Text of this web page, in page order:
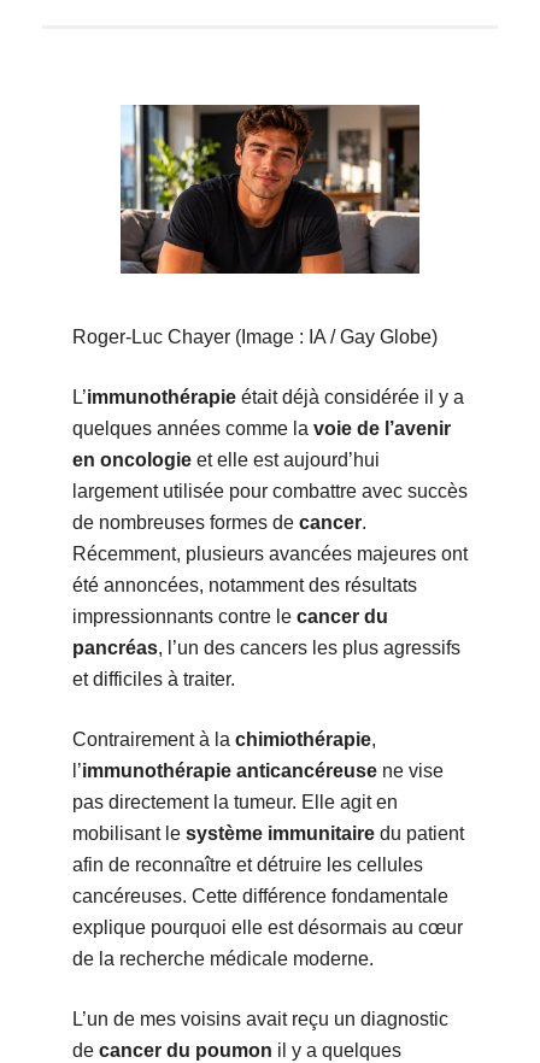
Roger-Luc Chayer (Image : IA / Gay Globe)
L’immunothérapieétait déjà considérée il y a
quelques années comme la voie de l’avenir
en oncologieet elle est aujourd’hui
largement utilisée pour combattre avec succès
de nombreuses formes de cancer.
Récemment, plusieurs avancées majeures ont
été annoncées, notamment des résultats
impressionnants contre le cancer du
pancréas, l’un des cancers les plus agressifs
et difficiles à traiter.
Contrairement à la chimiothérapie,
l’immunothérapie anticancéreusene vise
pas directement la tumeur. Elle agit en
mobilisant le système immunitairedu patient
afin de reconnaître et détruire les cellules
cancéreuses. Cette différence fondamentale
explique pourquoi elle est désormais au cœur
de la recherche médicale moderne.
L’un de mes voisins avait reçu un diagnostic
de cancer du poumon il y a quelques